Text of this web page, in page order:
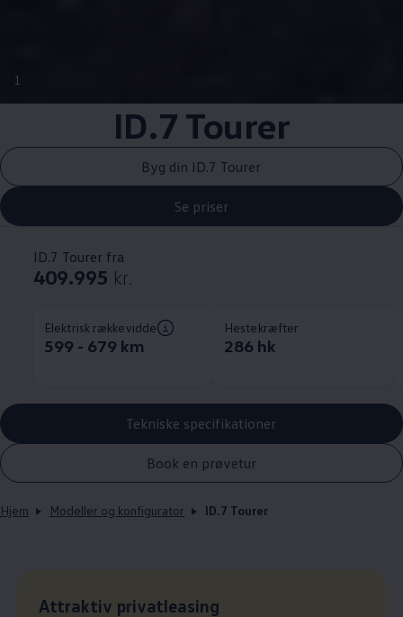
1
ID.7 Tourer
Byg din ID.7 Tourer
Se priser
ID.7 Tourer fra
409.995 kr.
Elektrisk rækkevidde
599 - 679 km
Hestekræfter
286 hk
Tekniske specifikationer
Book en prøvetur
Hjem Modeller og konfigurator ID.7 Tourer
Leasingpris:
Attraktiv privatleasing